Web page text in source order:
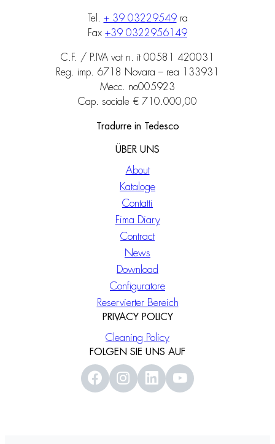
Tel. + 39 03229549ra
Fax +39 0322956149
C.F. / P.IVA vat n. it 00581 420031
Reg. imp. 6718 Novara – rea 133931
Mecc. no005923
Cap. sociale € 710.000,00
Tradurre in Tedesco
ÜBER UNS
About
Kataloge
Contatti
Fima Diary
Contract
News
Download
Configuratore
Reservierter Bereich
PRIVACY POLICY
Cleaning Policy
FOLGEN SIE UNS AUF